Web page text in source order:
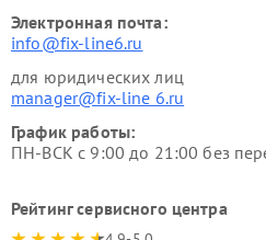
Электронная почта:
info@fix-line6.ru
для юридических лиц
manager@fix-line 6.ru
График работы:
ПН-ВСК с 9:00 до 21:00 без
Рейтинг сервисного центра